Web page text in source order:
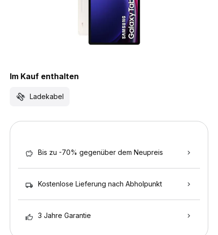
Im Kauf enthalten
Ladekabel
Bis zu -70% gegenüber dem Neupreis
Kostenlose Lieferung nach Abholpunkt
3 Jahre Garantie